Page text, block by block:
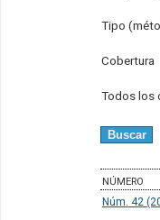
Tipo
Cobertura
Todos los
NÚMERO
Núm. 42